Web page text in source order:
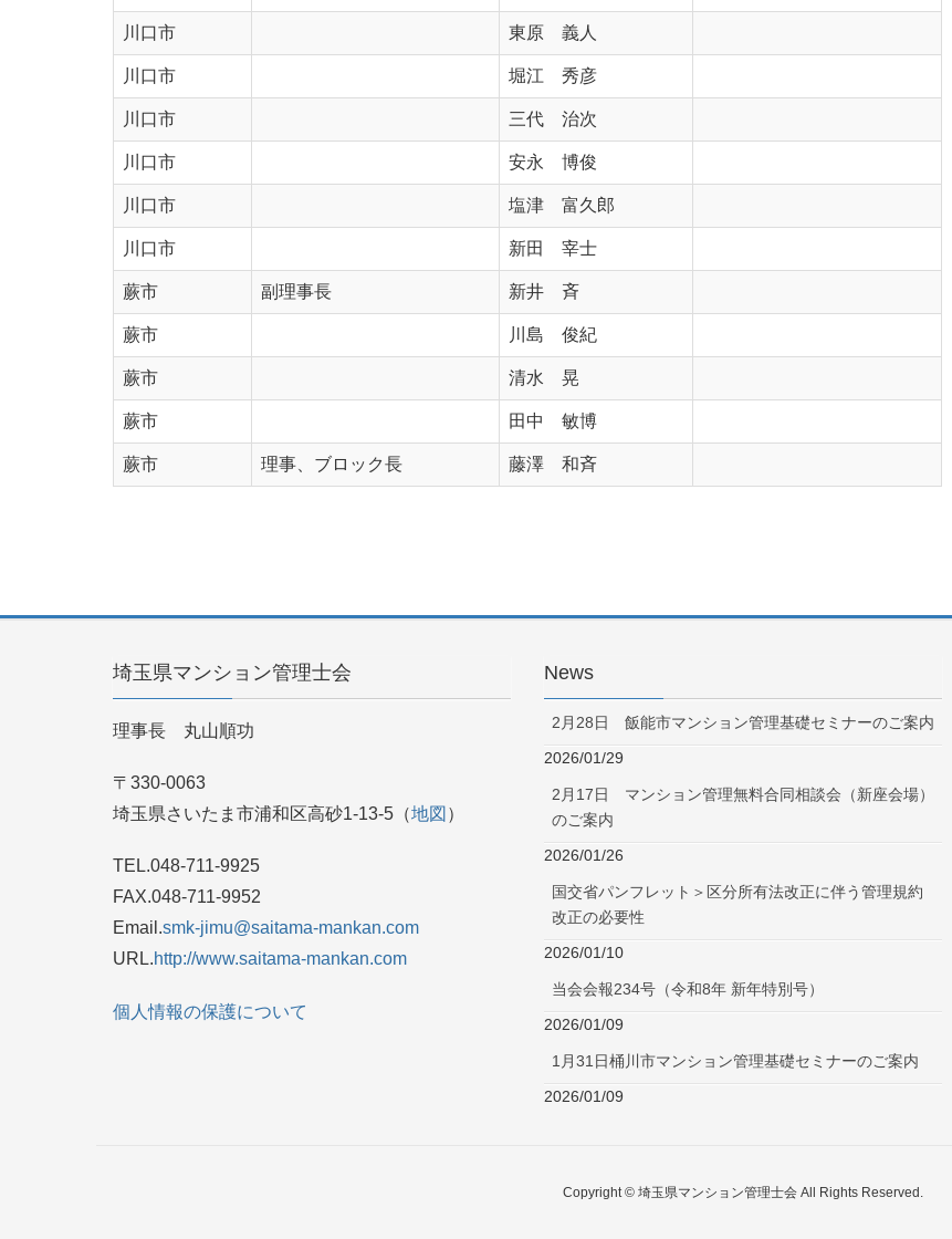
川口市 東原 義人
川口市 堀江 秀彦
川口市 三代 治次
川口市 安永 博俊
川口市 塩津 富久郎
川口市 新田 宰士
蕨市 副理事長 新井 斉
蕨市 川島 俊紀
蕨市 清水 晃
蕨市 田中 敏博
蕨市 理事、ブロック長 藤澤 和斉
埼玉県マンション管理士会
理事長 丸山順功
〒330-0063
埼玉県さいたま市浦和区高砂1-13-5（地図 ）
TEL.048-711-9925
FAX.048-711-9952
Email.smk-jimu@saitama-mankan.com
URL.http://www.saitama-mankan.com
個人情報の保護について
News
2月28日 飯能市マンション管理基礎セミナーのご案内
2026/01/29
2月17日 マンション管理無料合同相談会（新座会場）
のご案内
2026/01/26
国交省パンフレット＞区分所有法改正に伴う管理規約
改正の必要性
2026/01/10
当会会報234号（令和8年 新年特別号）
2026/01/09
1月31日桶川市マンション管理基礎セミナーのご案内
2026/01/09
Copyright © 埼玉県マンション管理士会 All Rights Reserved.